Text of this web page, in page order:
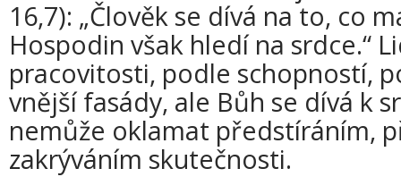
16,7): „Člověk se dívá na to, co
Hospodin však hledí na srdce.“
pracovitosti, podle schopností,
vnější fasády, ale Bůh se dívá k
nemůže oklamat předstíráním,
zakrýváním skutečnosti.